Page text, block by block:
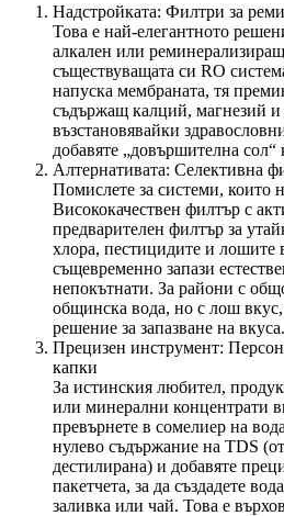
Надстройката: Филтри за
Това е най-елегантното
алкален или
съществуващата си RO
напуска мембраната, тя
съдържащ калций, магнезий
възстановявайки
добавяте „довършителна сол“
Алтернативата: Селективна
Помислете за системи, които
Висококачествен филтър с
предварителен филтър за
хлора, пестицидите и лошите
същевременно запази
непокътнати. За райони с
общинска вода, но с лош
решение за запазване на вкуса.
Прецизен инструмент:
капки
За истинския любител,
или минерални концентрати
превърнете в сомелиер на
нулево съдържание на TDS
дестилирана) и добавяте
пакетчета, за да създадете
заливка или чай. Това е